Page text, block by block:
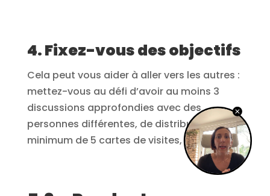
4. Fixez-vous des objectifs
Cela peut vous aider à aller vers les autres :
mettez-vous au défi d’avoir au moins 3
discussions approfondies avec des
personnes différentes, de distribuer un
minimum de 5 cartes de visites, etc.